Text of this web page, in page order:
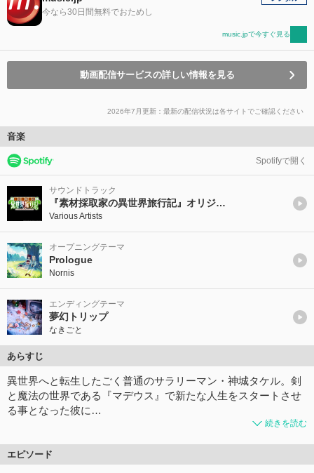
今なら30日間無料でおためし
music.jpで今すぐ見る
動画配信サービスの詳しい情報を見る
2026年7月更新：最新の配信状況は各サイトでご確認ください
音楽
Spotifyで開く
サウンドトラック
『素材採取家の異世界旅行記』オリジナル・サウンドトラック
Various Artists
オープニングテーマ
Prologue
Nornis
エンディングテーマ
夢幻トリップ
なきごと
あらすじ
異世界へと転生したごく普通のサラリーマン・神城タケル。剣
と魔法の世界である『マデウス』で新たな人生をスタートさせ
る事となった彼に…
続きを読む
エピソード